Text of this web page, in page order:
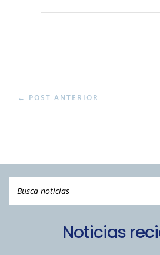
← POST ANTERIOR
Noticias